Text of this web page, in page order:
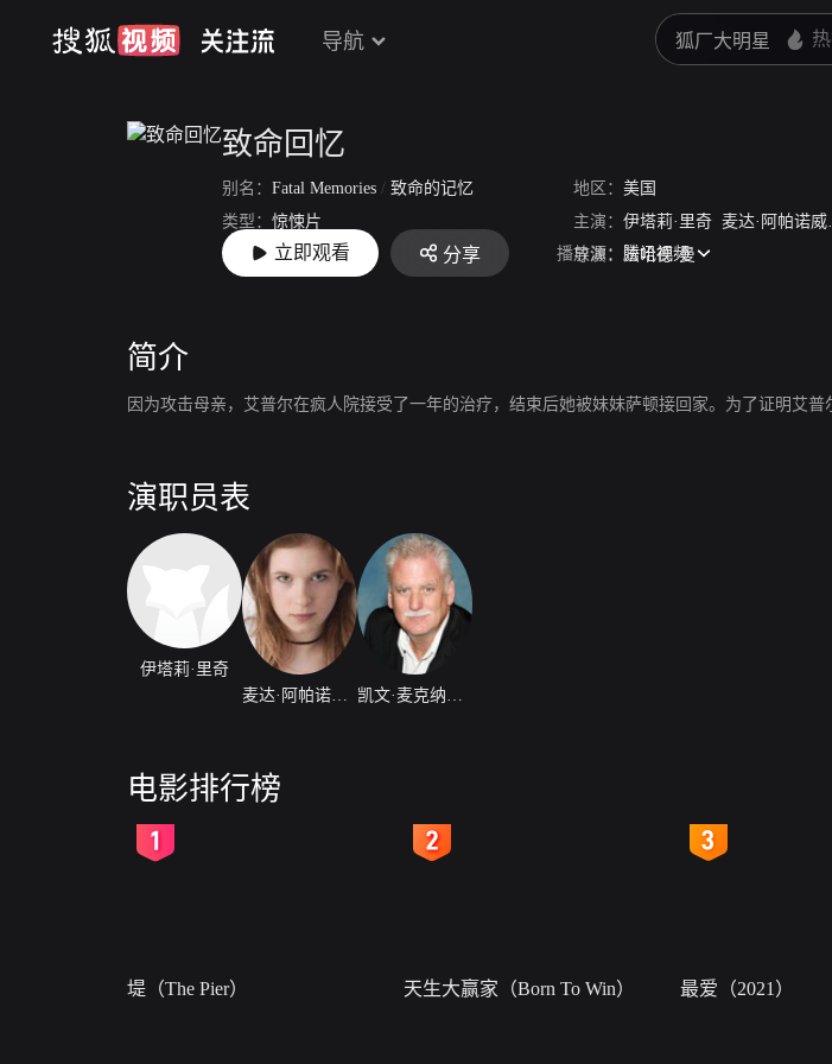
导航
致命回忆
别名： Fatal Memories / 致命的记忆 地区： 美国
类型： 惊悚片 主演： 伊塔莉·里奇 麦达·阿帕诺威茨
上映： 2015-03-05 导演： 法哈德·曼
立即观看 分享 播放源： 腾讯视频
简介
因为攻击母亲，艾普尔在疯人院接受了一年的治疗，结束后她被妹妹萨顿接回家。为了证明艾
演职员表
伊塔莉·里奇
电影排行榜
堤（The Pier） 天生大赢家（Born To Win） 最爱（2021）